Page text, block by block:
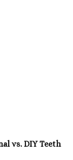
vs. DIY Teeth